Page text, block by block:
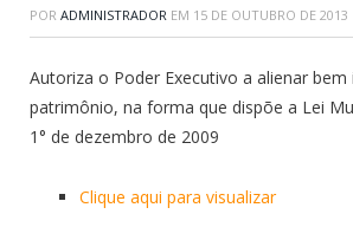
POR ADMINISTRADOR EM 15 DE OUTUBRO DE 2013
Autoriza o Poder Executivo a alienar bem
patrimônio, na forma que dispõe a Lei
1° de dezembro de 2009
Clique aqui para visualizar